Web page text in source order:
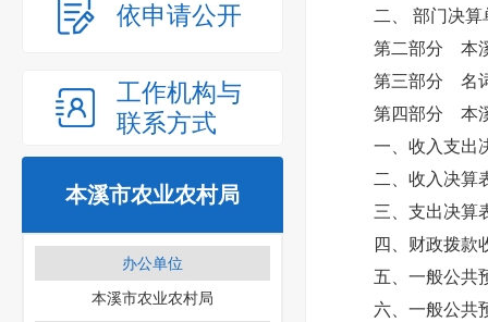
依申请公开
工作机构与
联系方式
本溪市农业农村局
办公单位
本溪市农业农村局
二、 部门决算
第二部分 本
第三部分 名
第四部分 本
一、收入支出
二、收入决算
三、支出决算
四、财政拨款
五、一般公共
六、一般公共